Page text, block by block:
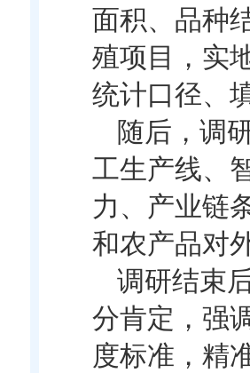
面积、品种
殖项目，实
统计口径、
随后，调
工生产线、
力、产业链
和农产品对
调研结束
分肯定，强
度标准，精